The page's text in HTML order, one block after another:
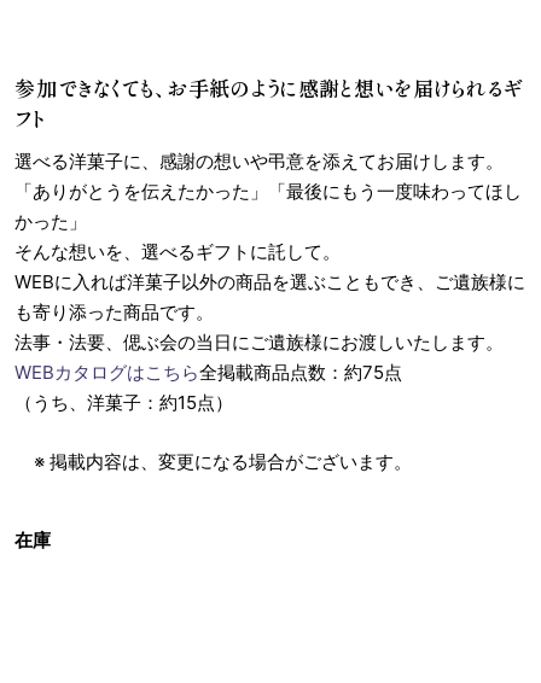
在庫
参加できなくても、お手紙のように感謝と想いを届けられるギ
フト
選べる洋菓子に、感謝の想いや弔意を添えてお届けします。
「ありがとうを伝えたかった」「最後にもう一度味わってほし
かった」
そんな想いを、選べるギフトに託して。
WEBに入れば洋菓子以外の商品を選ぶこともでき、ご遺族様に
も寄り添った商品です。
法事・法要、偲ぶ会の当日にご遺族様にお渡しいたします。
WEBカタログはこちら全掲載商品点数：約75点
（うち、洋菓子：約15点）
※ 掲載内容は、変更になる場合がございます。